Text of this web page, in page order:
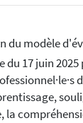
du modèle
du 17 juin
la